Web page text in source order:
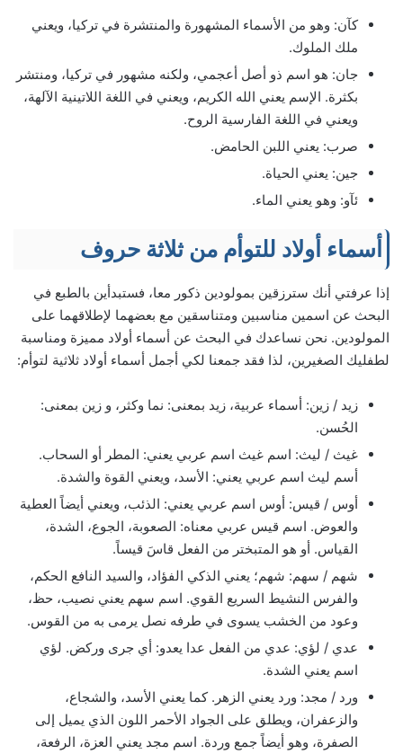
كآن: وهو من الأسماء المشهورة والمنتشرة في تركيا، ويعني
ملك الملوك.
جان: هو اسم ذو أصل أعجمي، ولكنه مشهور في تركيا، ومنتشر
بكثرة. الإسم يعني الله الكريم، ويعني في اللغة اللاتينية الآلهة،
ويعني في اللغة الفارسية الروح.
صرب: يعني اللبن الحامض.
جين: يعني الحياة.
ئآو: وهو يعني الماء.
أسماء أولاد للتوأم من ثلاثة حروف
إذا عرفتي أنك سترزقين بمولودين ذكور معا، فستبدأين بالطبع في
البحث عن اسمين مناسبين ومتناسقين مع بعضهما لإطلاقهما على
المولودين. نحن نساعدك في البحث عن أسماء أولاد مميزة ومناسبة
لطفليك الصغيرين، لذا فقد جمعنا لكي أجمل أسماء أولاد ثلاثية لتوأم:
زيد / زين: أسماء عربية، زيد بمعنى: نما وكثر، و زين بمعنى:
الحُسن.
غيث / ليث: اسم غيث اسم عربي يعني: المطر أو السحاب.
أسم ليث اسم عربي يعني: الأسد، ويعني القوة والشدة.
أوس / قيس: أوس اسم عربي يعني: الذئب، ويعني أيضاً العطية
والعوض. اسم قيس عربي معناه: الصعوبة، الجوع، الشدة،
القياس. أو هو المتبختر من الفعل قاسَ قيساً.
شهم / سهم: شهم؛ يعني الذكي الفؤاد، والسيد النافع الحكم،
والفرس النشيط السريع القوي. اسم سهم يعني نصيب، حظ،
وعود من الخشب يسوى في طرفه نصل يرمى به من القوس.
عدي / لؤي: عدي من الفعل عدا يعدو: أي جرى وركض. لؤي
اسم يعني الشدة.
ورد / مجد: ورد يعني الزهر. كما يعني الأسد، والشجاع،
والزعفران، ويطلق على الجواد الأحمر اللون الذي يميل إلى
الصفرة، وهو أيضاً جمع وردة. اسم مجد يعني العزة، الرفعة،